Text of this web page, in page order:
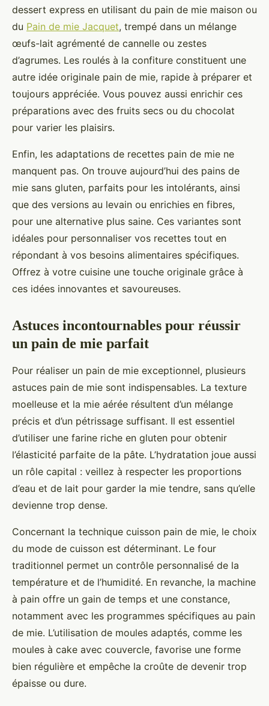
dessert express en utilisant du pain de mie maison ou
du Pain de mie Jacquet, trempé dans un mélange
œufs-lait agrémenté de cannelle ou zestes
d’agrumes. Les roulés à la confiture constituent une
autre idée originale pain de mie, rapide à préparer et
toujours appréciée. Vous pouvez aussi enrichir ces
préparations avec des fruits secs ou du chocolat
pour varier les plaisirs.
Enfin, les adaptations de recettes pain de mie ne
manquent pas. On trouve aujourd’hui des pains de
mie sans gluten, parfaits pour les intolérants, ainsi
que des versions au levain ou enrichies en fibres,
pour une alternative plus saine. Ces variantes sont
idéales pour personnaliser vos recettes tout en
répondant à vos besoins alimentaires spécifiques.
Offrez à votre cuisine une touche originale grâce à
ces idées innovantes et savoureuses.
Astuces incontournables pour réussir
un pain de mie parfait
Pour réaliser un pain de mie exceptionnel, plusieurs
astuces pain de mie sont indispensables. La texture
moelleuse et la mie aérée résultent d’un mélange
précis et d’un pétrissage suffisant. Il est essentiel
d’utiliser une farine riche en gluten pour obtenir
l’élasticité parfaite de la pâte. L’hydratation joue aussi
un rôle capital : veillez à respecter les proportions
d’eau et de lait pour garder la mie tendre, sans qu’elle
devienne trop dense.
Concernant la technique cuisson pain de mie, le choix
du mode de cuisson est déterminant. Le four
traditionnel permet un contrôle personnalisé de la
température et de l’humidité. En revanche, la machine
à pain offre un gain de temps et une constance,
notamment avec les programmes spécifiques au pain
de mie. L’utilisation de moules adaptés, comme les
moules à cake avec couvercle, favorise une forme
bien régulière et empêche la croûte de devenir trop
épaisse ou dure.